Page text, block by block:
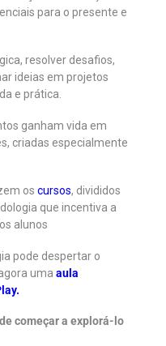
para o presente e
resolver desafios,
ideias em projetos
e prática.
ganham vida em
criadas especialmente
os cursos, divididos
que incentiva a
alunos
pode despertar o
uma aula
começar a explorá-lo